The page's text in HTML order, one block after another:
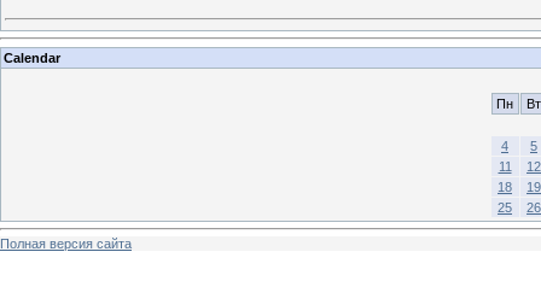
Calendar
Пн Вт
4
5
11
12
18
19
25
26
Полная версия сайта